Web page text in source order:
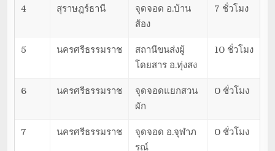
4 สุราษฎร์ธานี
จุดจอด อ.บ้าน
ส้อง
7 ชั่วโมง
5 นครศรีธรรมราช
สถานีขนส่งผู้
โดยสาร อ.ทุ่งสง
10 ชั่วโมง
6 นครศรีธรรมราช
จุดจอดแยกสวน
ผัก
0 ชั่วโมง
7 นครศรีธรรมราช
จุดจอด อ.จุฬาภ
รณ์
0 ชั่วโมง